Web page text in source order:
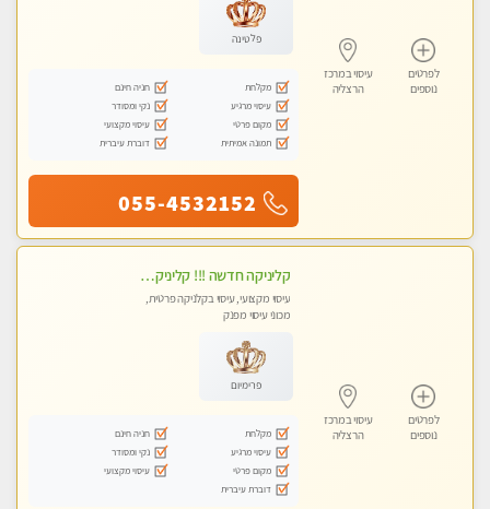
לפרטים
נוספים
עיסוי במרכז
הרצליה
פלטינה
מקלחת
חניה חינם
עיסוי מרגיע
נקי ומסודר
מקום פרטי
עיסוי מקצועי
תמונה אמיתית
דוברת עיברית
055-4532152
לפרטים
נוספים
עיסוי במרכז
הרצליה
קליניקה חדשה !!! קליניקה פרטית ואיכותית במיוחד בהרצליה
עיסוי מקצועי, עיסוי בקלניקה פרטית,
מכוני עיסוי מפנק
פרימיום
מקלחת
חניה חינם
עיסוי מרגיע
נקי ומסודר
מקום פרטי
עיסוי מקצועי
דוברת עיברית